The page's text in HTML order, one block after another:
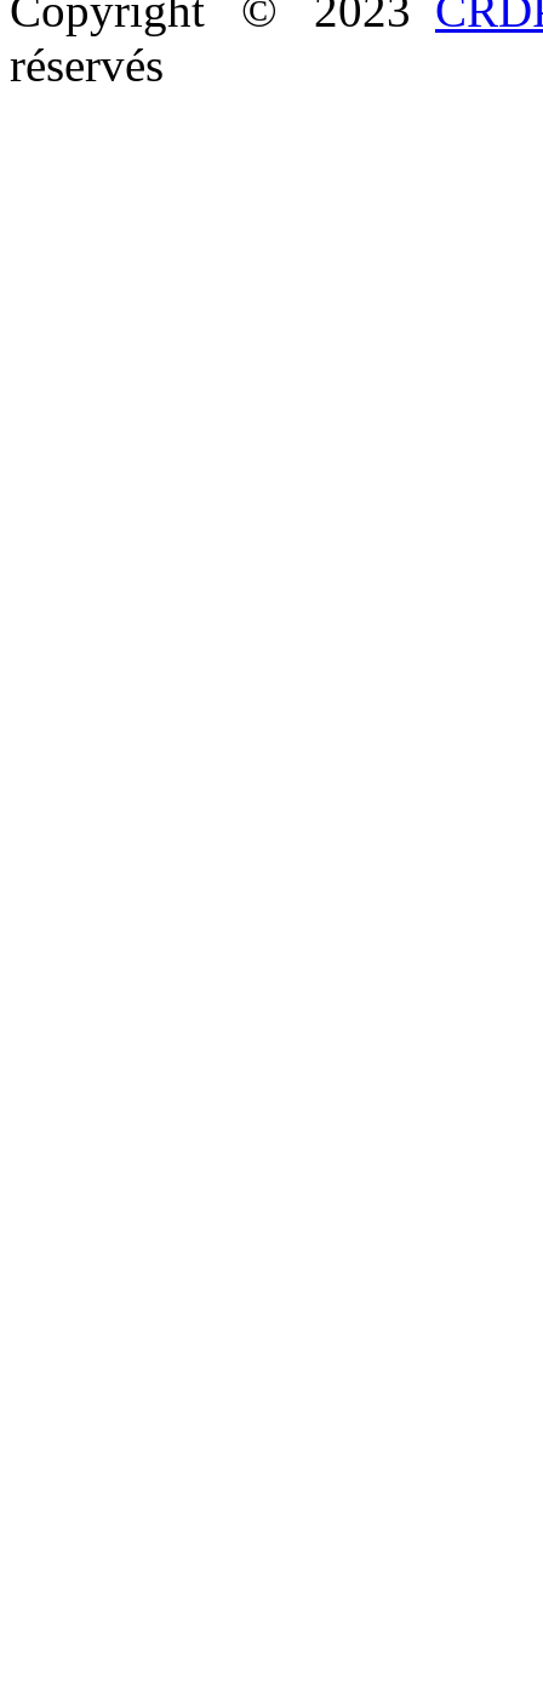
Copyright © 2023
réservés